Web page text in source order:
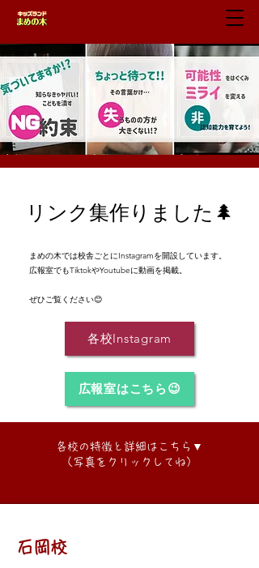
​リンク集作りました🌲
まめの木では校舎ごとにInstagramを開設しています。
広報室でもTiktokやYoutubeに動画を掲載。
​ぜひご覧ください😊
各校Instagram
広報室はこちら😉
​各校の特徴と詳細はこちら▼
​（写真をクリックしてね）
石岡校